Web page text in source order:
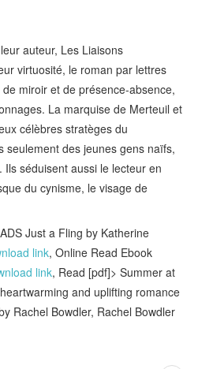
auteur, Les Liaisons
virtuosité, le roman par lettres
miroir et de présence-absence,
La marquise de Merteuil et
célèbres stratèges du
seulement des jeunes gens naïfs,
séduisent aussi le lecteur en
du cynisme, le visage de
Just a Fling by Katherine
link, Online Read Ebook
link, Read [pdf]> Summer at
and uplifting romance
Rachel Bowdler, Rachel Bowdler